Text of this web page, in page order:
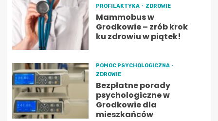
PROFILAKTYKA ZDROWIE
Mammobus w
Grodkowie – zrób krok
ku zdrowiu w piątek!
POMOC PSYCHOLOGICZNA
ZDROWIE
Bezpłatne porady
psychologiczne w
Grodkowie dla
mieszkańców